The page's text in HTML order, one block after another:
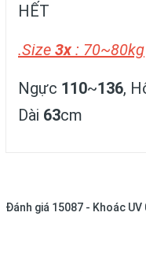
HẾT
.Size 3x: 70~80kg
Ngực 110~136,
Dài 63cm
Đánh giá 15087 - Khoác UV